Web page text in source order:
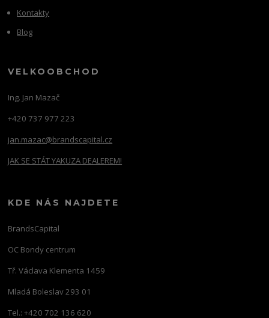
Kontakty
Blog
VELKOOBCHOD
Ing. Jan Mazač
+420 737 977 223
jan.mazac@brandscapital.cz
JAK SE STÁT YAKUZA DEALEREM!
KDE NÁS NAJDETE
BrandsCapital
OC Bondy centrum
Tř. Václava Klementa 1459
Mladá Boleslav 293 01
Tel.: +420 702 136 620